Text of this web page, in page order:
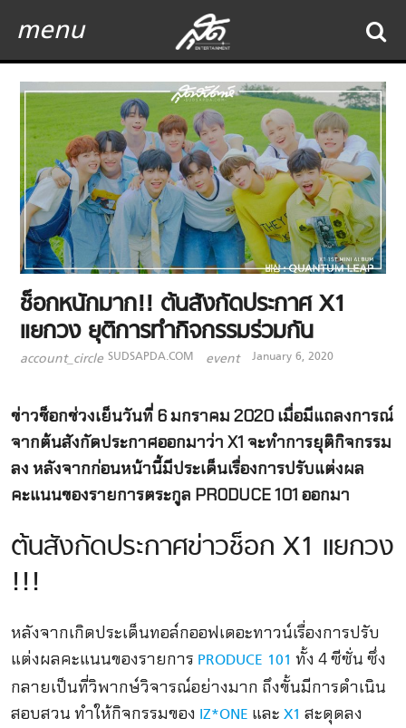
menu
ช็อกหนักมาก!! ต้นสังกัดประกาศ X1
แยกวง ยุติการทำกิจกรรมร่วมกัน
account_circle SUDSAPDA.COM event January 6, 2020
ข่าวช็อกช่วงเย็นวันที่ 6 มกราคม 2020 เมื่อมีแถลงการณ์
จากต้นสังกัดประกาศออกมาว่า X1 จะทำการยุติกิจกรรม
ลง หลังจากก่อนหน้านี้มีประเด็นเรื่องการปรับแต่งผล
คะแนนของรายการตระกูล PRODUCE 101 ออกมา
ต้นสังกัดประกาศข่าวช็อก X1 แยกวง
!!!
หลังจากเกิดประเด็นทอล์กออฟเดอะทาวน์เรื่องการปรับ
แต่งผลคะแนนของรายการ PRODUCE 101 ทั้ง 4 ซีซั่น ซึ่ง
กลายเป็นที่วิพากษ์วิจารณ์อย่างมาก ถึงขั้นมีการดำเนิน
สอบสวน ทำให้กิจกรรมของ IZ*ONE และ X1 สะดุดลง